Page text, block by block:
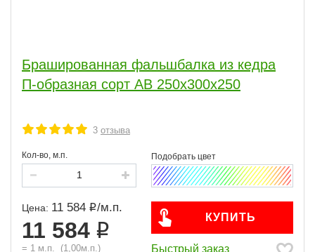
Брашированная фальшбалка из кедра
П-образная сорт АВ 250x300x250
3 отзыва
Кол-во, м.п.
Цена: 11 584 /м.п.
11 584
= 1 м.п. (1,00м.п.)
КУПИТЬ
Быстрый заказ